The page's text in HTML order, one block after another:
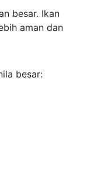
besar. Ikan
aman dan
besar: